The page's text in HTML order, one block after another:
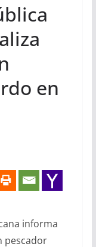
en
informa
pescador